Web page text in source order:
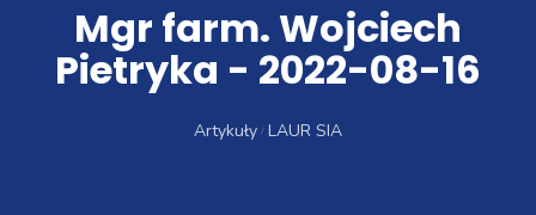
Mgr farm. Wojciech
Pietryka - 2022-08-16
Artykuły LAUR SIA